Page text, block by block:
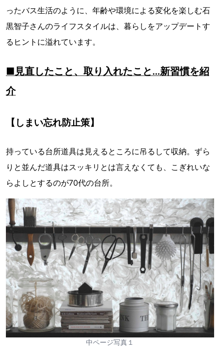
ったバス生活のように、年齢や環境による変化を楽しむ石
黒智子さんのライフスタイルは、暮らしをアップデートす
るヒントに溢れています。
■見直したこと、取り入れたこと…新習慣を紹
介
【しまい忘れ防止策】
持っている台所道具は見えるところに吊るして収納。ずら
りと並んだ道具はスッキリとは言えなくても、こぎれいな
らよしとするのが70代の台所。
中ページ写真１